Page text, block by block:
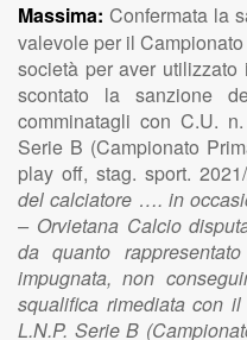
Massima: Confermata la
valevole per il
società per aver
scontato la sanzione
comminatagli con C.U.
Serie B (Campionato
play off, stag. sport.
del calciatore …. in
– Orvietana Calcio
da quanto
impugnata, non
squalifica rimediata con
L.N.P. Serie B